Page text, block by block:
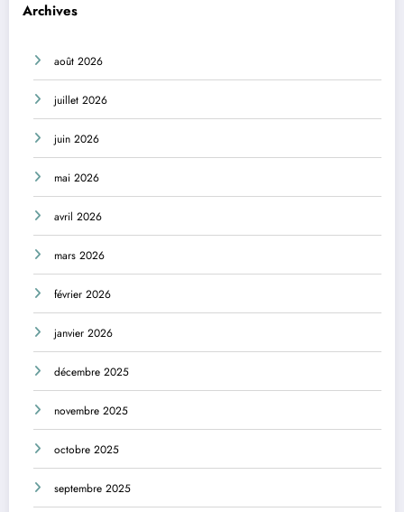
Archives
août 2026
juillet 2026
juin 2026
mai 2026
avril 2026
mars 2026
février 2026
janvier 2026
décembre 2025
novembre 2025
octobre 2025
septembre 2025